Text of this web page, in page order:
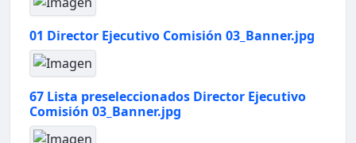
01 Director Ejecutivo Comisión 03_Banner.jpg
67 Lista preseleccionados Director Ejecutivo
Comisión 03_Banner.jpg